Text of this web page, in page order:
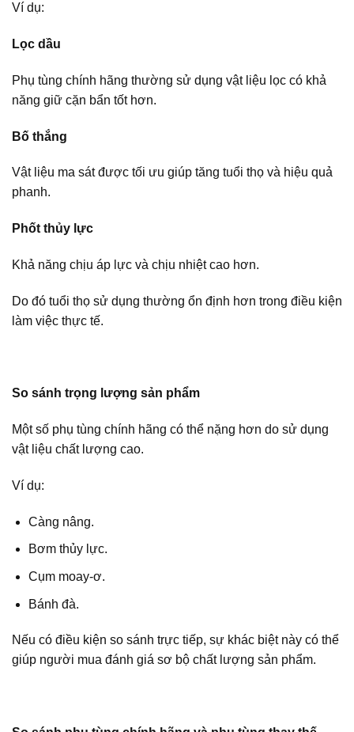
Ví dụ:
Lọc dầu
Phụ tùng chính hãng thường sử dụng vật liệu lọc có khả
năng giữ cặn bẩn tốt hơn.
Bố thắng
Vật liệu ma sát được tối ưu giúp tăng tuổi thọ và hiệu quả
phanh.
Phốt thủy lực
Khả năng chịu áp lực và chịu nhiệt cao hơn.
Do đó tuổi thọ sử dụng thường ổn định hơn trong điều kiện
làm việc thực tế.
So sánh trọng lượng sản phẩm
Một số phụ tùng chính hãng có thể nặng hơn do sử dụng
vật liệu chất lượng cao.
Ví dụ:
Càng nâng.
Bơm thủy lực.
Cụm moay-ơ.
Bánh đà.
Nếu có điều kiện so sánh trực tiếp, sự khác biệt này có thể
giúp người mua đánh giá sơ bộ chất lượng sản phẩm.